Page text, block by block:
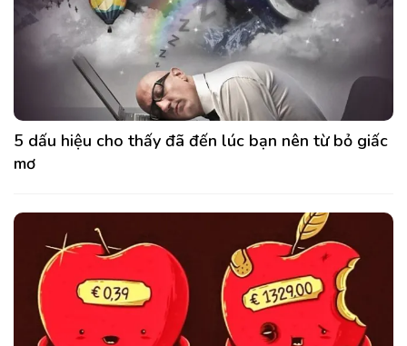
5 dấu hiệu cho thấy đã đến lúc bạn nên từ bỏ giấc
mơ